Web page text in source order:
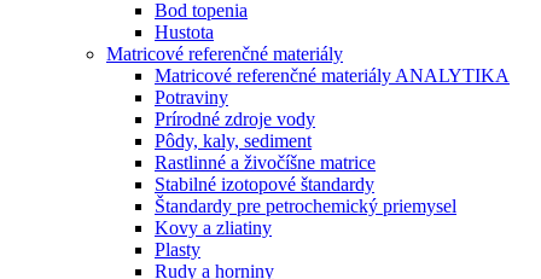
Bod topenia
Hustota
Matricové referenčné materiály
Matricové referenčné materiály ANALYTIKA
Potraviny
Prírodné zdroje vody
Pôdy, kaly, sediment
Rastlinné a živočíšne matrice
Stabilné izotopové štandardy
Štandardy pre petrochemický priemysel
Kovy a zliatiny
Plasty
Rudy a horniny